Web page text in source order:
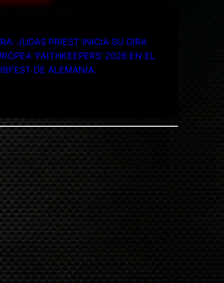
JUDAS PRIEST INICIA SU GIRA
‘FAITHKEEPERS’ 2026 EN EL
DE ALEMANIA.